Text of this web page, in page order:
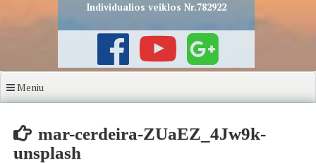
Individualios veiklos Nr.782922
Meniu
mar-cerdeira-ZUaEZ_4Jw9k-
unsplash